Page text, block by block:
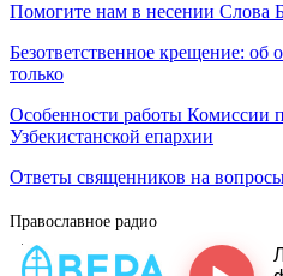
Помогите нам в несении Слова
Безответственное крещение: об
только
Особенности работы Комиссии
Узбекистанской епархии
Ответы священников на
Православное радио